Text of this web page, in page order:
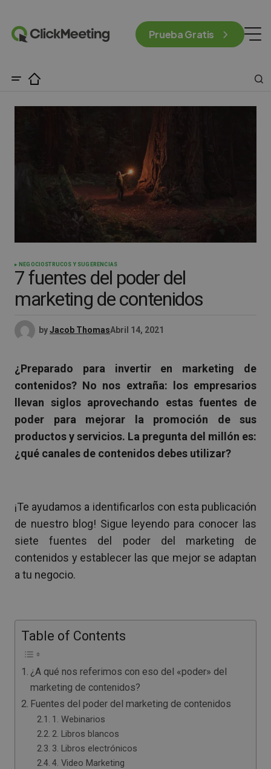
Prueba Gratis
NEGOCIOSTRUCOS Y SUGERENCIAS
7 fuentes del poder del
marketing de contenidos
byJacob ThomasAbril 14, 2021
¿Preparado para invertir en marketing de
contenidos? No nos extraña: los empresarios
llevan siglos aprovechando estas fuentes de
poder para mejorar la promoción de sus
productos y servicios. La pregunta del millón es:
¿qué canales de contenidos debes utilizar?
¡Te ayudamos a identificarlos con esta publicación
de nuestro blog! Sigue leyendo para conocer las
siete fuentes del poder del marketing de
contenidos y establecer las que mejor se adaptan
a tu negocio.
Table of Contents
¿A qué nos referimos con eso del «poder» del
marketing de contenidos?
Fuentes del poder del marketing de contenidos
1. Webinarios
2. Libros blancos
3. Libros electrónicos
4. Video Marketing